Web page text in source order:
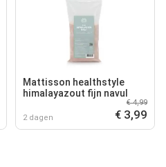
Mattisson healthstyle
himalayazout fijn navul
2 dagen
€ 4,99
€ 3,99